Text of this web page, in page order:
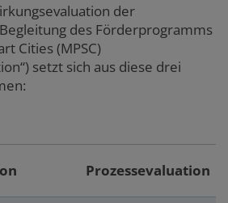
der
des Förderprogramms
Cities (MPSC)
setzt sich aus diese drei
Prozessevaluation